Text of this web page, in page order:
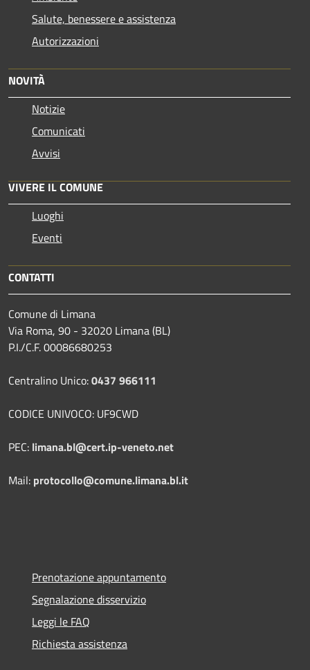
Salute, benessere e assistenza
Autorizzazioni
NOVITÀ
Notizie
Comunicati
Avvisi
VIVERE IL COMUNE
Luoghi
Eventi
CONTATTI
Comune di Limana
Via Roma, 90 - 32020 Limana (BL)
P.I./C.F. 00086680253
Centralino Unico:0437 966111
CODICE UNIVOCO: UF9CWD
PEC: limana.bl@cert.ip-veneto.net
Mail: protocollo@comune.limana.bl.it
Prenotazione appuntamento
Segnalazione disservizio
Leggi le FAQ
Richiesta assistenza